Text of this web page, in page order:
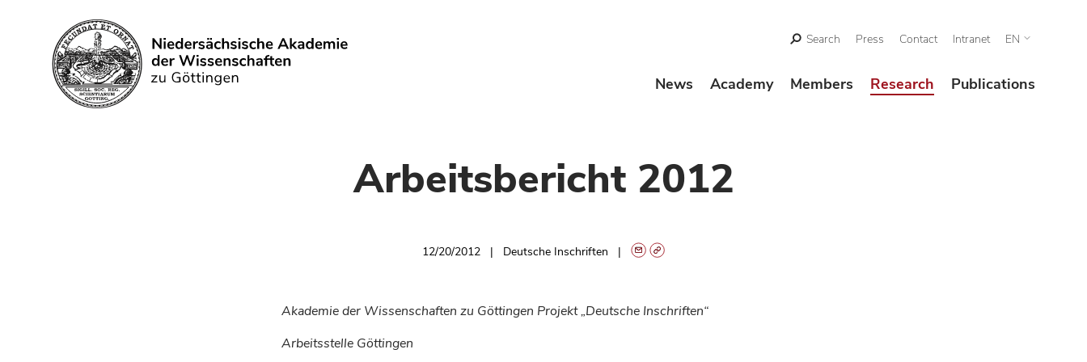
Search
Search Press Contact Intranet EN
News Academy Members Research Publications
Arbeitsbericht 2012
12/20/2012 Deutsche Inschriften
Akademie der Wissenschaften zu Göttingen Projekt „Deutsche Inschriften“
Arbeitsstelle Göttingen